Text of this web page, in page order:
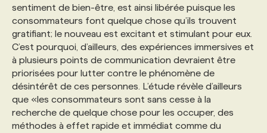
sentiment de bien-être, est ainsi libérée puisque les
consommateurs font quelque chose qu’ils trouvent
gratifiant; le nouveau est excitant et stimulant pour eux.
C’est pourquoi, d’ailleurs, des expériences immersives et
à plusieurs points de communication devraient être
priorisées pour lutter contre le phénomène de
désintérêt de ces personnes. L’étude révèle d’ailleurs
que «les consommateurs sont sans cesse à la
recherche de quelque chose pour les occuper, des
méthodes à effet rapide et immédiat comme du